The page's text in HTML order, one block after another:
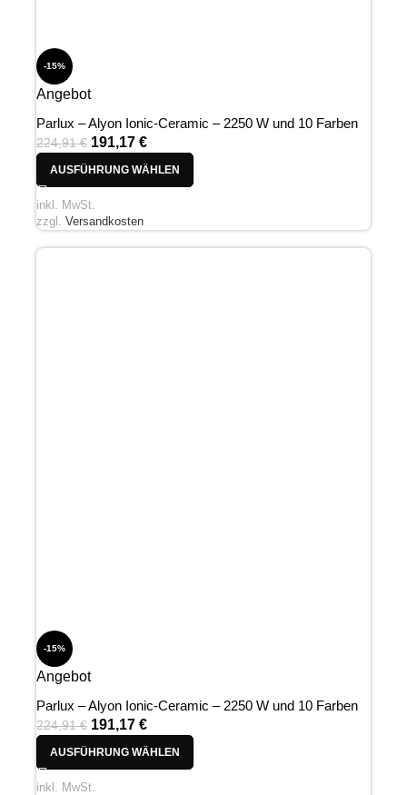
-15%
Angebot
Parlux – Alyon Ionic-Ceramic – 2250 W und 10 Farben
224,91€ 191,17 €
AUSFÜHRUNG WÄHLEN
inkl. MwSt.
zzgl. Versandkosten
-15%
Angebot
Parlux – Alyon Ionic-Ceramic – 2250 W und 10 Farben
224,91€ 191,17 €
AUSFÜHRUNG WÄHLEN
inkl. MwSt.